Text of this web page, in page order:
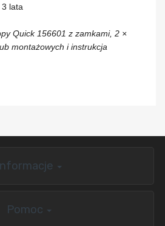
3 lata
Quick 156601 z zamkami, 2 ×
montażowych i instrukcja
Pomoc